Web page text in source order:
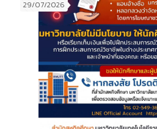
29/07/2026